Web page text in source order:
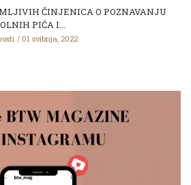
ČINJENICA O POZNAVANJU
PIĆA I...
01 svibnja, 2022